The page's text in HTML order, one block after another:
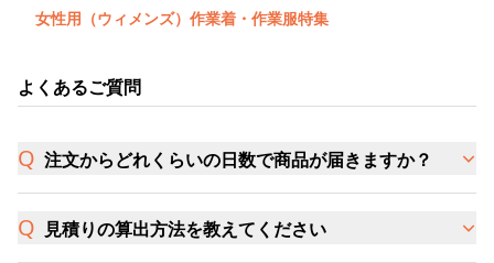
女性用（ウィメンズ）作業着・作業服特集
よくあるご質問
注文からどれくらいの日数で商品が届きますか？
見積りの算出方法を教えてください